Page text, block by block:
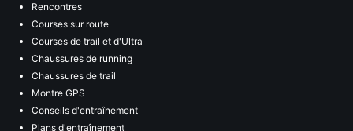
Rencontres
Courses sur route
Courses de trail et d'Ultra
Chaussures de running
Chaussures de trail
Montre GPS
Conseils d'entraînement
Plans d'entraînement